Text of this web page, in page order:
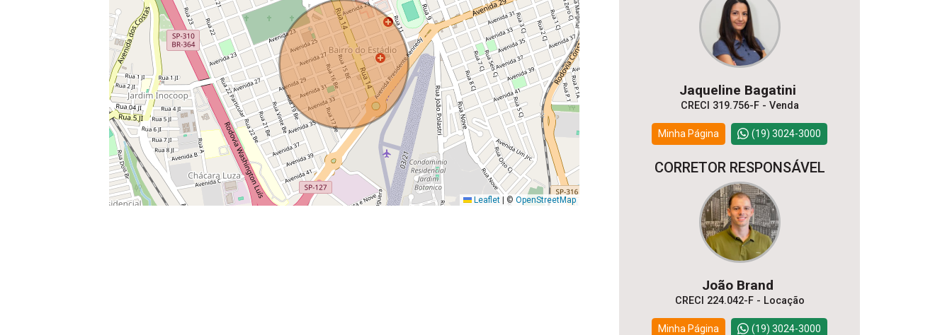
Leaflet © OpenStreetMap
Jaqueline Bagatini
CRECI 319.756-F - Venda
Minha Página (19) 3024-3000
CORRETOR RESPONSÁVEL
João Brand
CRECI 224.042-F - Locação
Minha Página (19) 3024-3000